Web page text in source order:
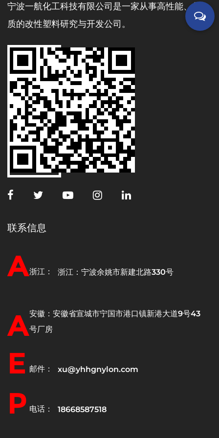
宁波一航化工科技有限公司是一家从事高性能、品
质的改性塑料研究与开发公司。
联系信息
A浙江： 浙江：宁波余姚市新建北路330号
A安徽：安徽省宣城市宁国市港口镇新港大道9号43
号厂房
E 邮件： xu@yhhgnylon.com
P 电话： 18668587518